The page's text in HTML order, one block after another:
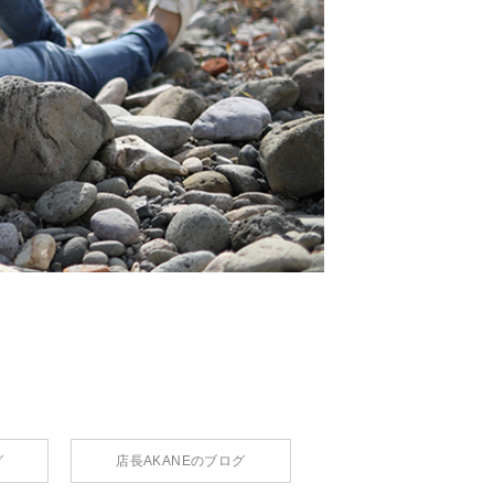
店長AKANEのブログ